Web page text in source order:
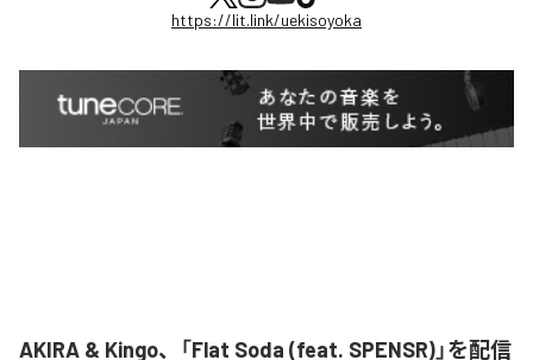
https://lit.link/uekisoyoka
AKIRA & Kingo、「Flat Soda (feat. SPENSR)」を配信